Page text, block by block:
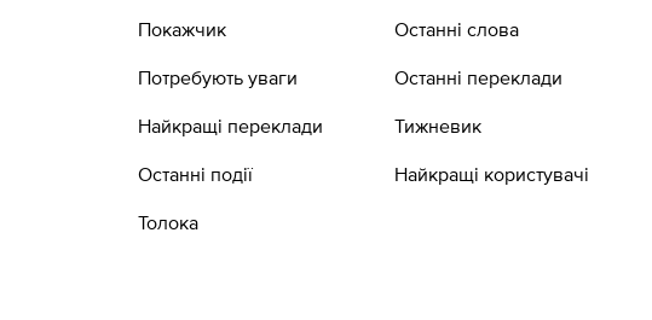
Покажчик
Потребують уваги
Найкращі переклади
Останні події
Толока
Останні слова
Останні переклади
Тижневик
Найкращі користувачі